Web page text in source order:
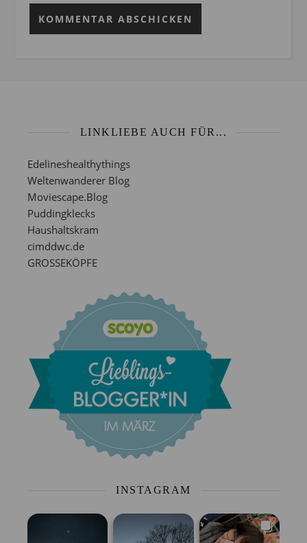
LINKLIEBE AUCH FÜR...
Edelineshealthythings
Weltenwanderer Blog
Moviescape.Blog
Puddingklecks
Haushaltskram
cimddwc.de
GROSSEKÖPFE
INSTAGRAM